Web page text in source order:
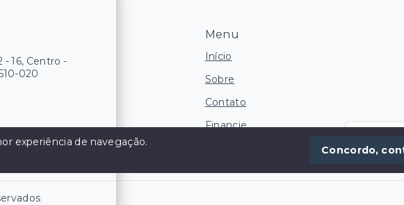
Olá!
Menu
Início
Sobre
Contato
Financie
- 16, Centro -
020
experiência de navegação.
Concordo,